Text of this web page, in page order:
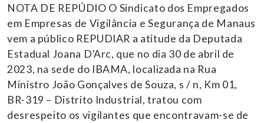
NOTA DE REPÚDIO O Sindicato dos Empregados
em Empresas de Vigilância e Segurança de Manaus
vem a público REPUDIAR a atitude da Deputada
Estadual Joana D’Arc, que no dia 30 de abril de
2023, na sede do IBAMA, localizada na Rua
Ministro João Gonçalves de Souza, s / n, Km 01,
BR-319 – Distrito Industrial, tratou com
desrespeito os vigilantes que encontravam-se de